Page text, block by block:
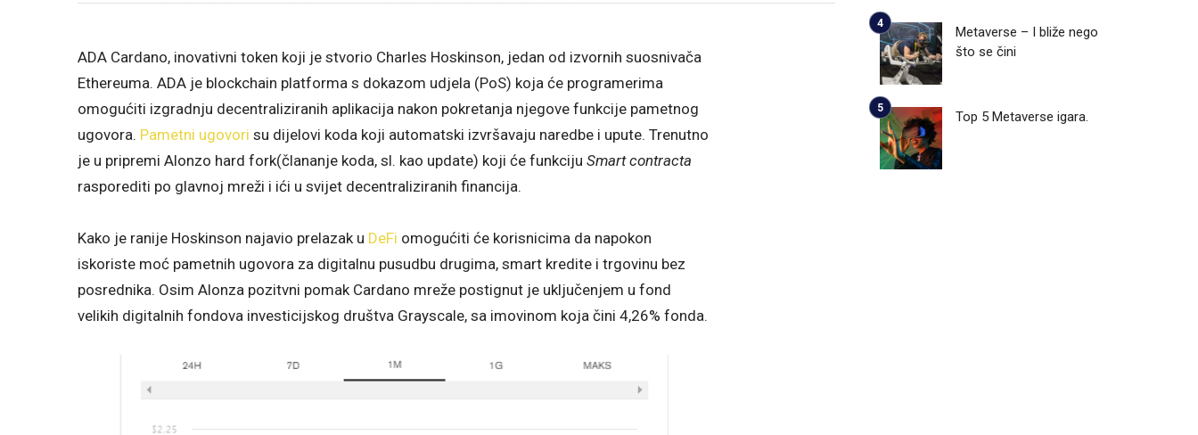
ADA Cardano, inovativni token koji je stvorio Charles Hoskinson, jedan od izvornih suosnivača
Ethereuma. ADA je blockchain platforma s dokazom udjela (PoS) koja će programerima
omogućiti izgradnju decentraliziranih aplikacija nakon pokretanja njegove funkcije pametnog
ugovora. Pametni ugovori su dijelovi koda koji automatski izvršavaju naredbe i upute. Trenutno
je u pripremi Alonzo hard fork(člananje koda, sl. kao update) koji će funkciju Smart contracta
rasporediti po glavnoj mreži i ići u svijet decentraliziranih financija.
Kako je ranije Hoskinson najavio prelazak u DeFi omogućiti će korisnicima da napokon
iskoriste moć pametnih ugovora za digitalnu pusudbu drugima, smart kredite i trgovinu bez
posrednika. Osim Alonza pozitvni pomak Cardano mreže postignut je uključenjem u fond
velikih digitalnih fondova investicijskog društva Grayscale, sa imovinom koja čini 4,26% fonda.
Metaverse – I bliže nego
što se čini
Top 5 Metaverse igara.